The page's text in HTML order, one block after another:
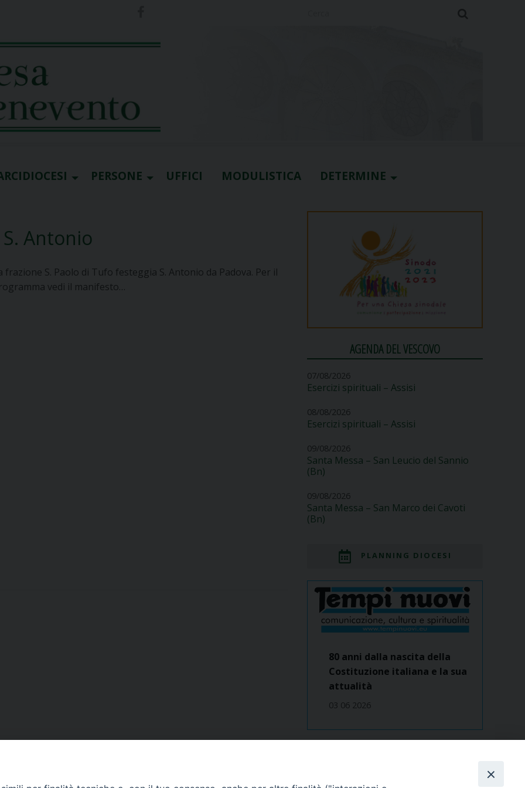
PERSONE UFFICI MODULISTICA DETERMINE
Antonio
frazione S. Paolo di Tufo festeggia S. Antonio da Padova. Per il
vedi il manifesto…
AGENDA DEL VESCOVO
07/08/2026
Esercizi spirituali – Assisi
08/08/2026
Esercizi spirituali – Assisi
09/08/2026
Santa Messa – San Leucio del Sannio
(Bn)
09/08/2026
Santa Messa – San Marco dei Cavoti
(Bn)
PLANNING DIOCESI
80 anni dalla nascita della
Costituzione italiana e la sua
attualità
03 06 2026